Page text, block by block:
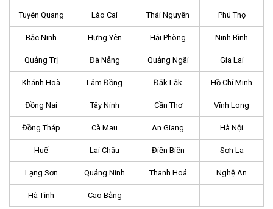
Tuyên Quang Lào Cai Thái Nguyên Phú Thọ
Bắc Ninh Hưng Yên Hải Phòng Ninh Bình
Quảng Trị Đà Nẵng Quảng Ngãi Gia Lai
Khánh Hoà Lâm Đồng Đắk Lắk Hồ Chí Minh
Đồng Nai Tây Ninh Cần Thơ Vĩnh Long
Đồng Tháp Cà Mau An Giang Hà Nội
Huế Lai Châu Điện Biên Sơn La
Lạng Sơn Quảng Ninh Thanh Hoá Nghệ An
Hà Tĩnh Cao Bằng